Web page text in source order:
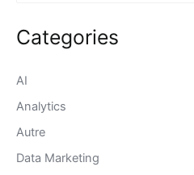
Categories
AI
Analytics
Autre
Data Marketing